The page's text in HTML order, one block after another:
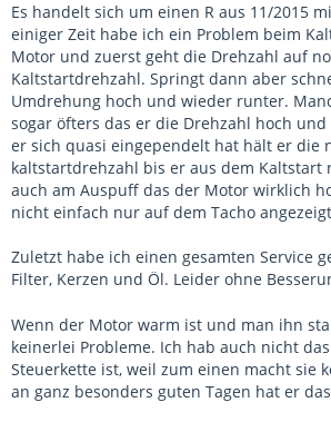
Es handelt sich um einen R aus 11/2015
einiger Zeit habe ich ein Problem beim
Motor und zuerst geht die Drehzahl auf
Kaltstartdrehzahl. Springt dann aber
Umdrehung hoch und wieder runter.
sogar öfters das er die Drehzahl hoch
er sich quasi eingependelt hat hält er die
kaltstartdrehzahl bis er aus dem Kaltstart
auch am Auspuff das der Motor wirklich
nicht einfach nur auf dem Tacho
Zuletzt habe ich einen gesamten Service
Filter, Kerzen und Öl. Leider ohne
Wenn der Motor warm ist und man ihn
keinerlei Probleme. Ich hab auch nicht
Steuerkette ist, weil zum einen macht sie
an ganz besonders guten Tagen hat er